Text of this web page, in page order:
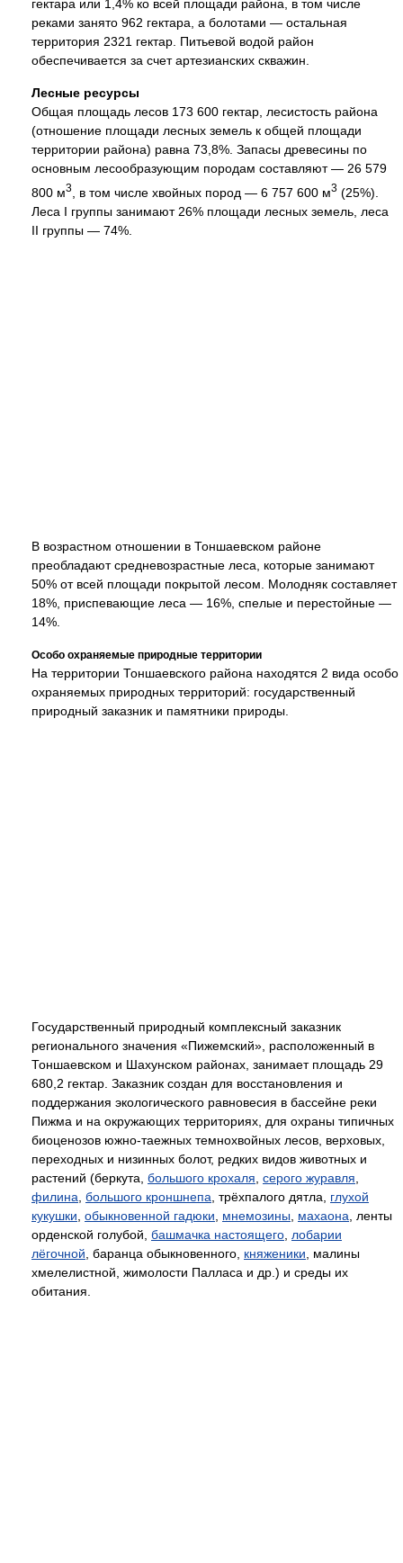
гектара или 1,4% ко всей площади района, в том числе
реками занято 962 гектара, а болотами — остальная
территория 2321 гектар. Питьевой водой район
обеспечивается за счет артезианских скважин.
Лесные ресурсы
Общая площадь лесов 173 600 гектар, лесистость района
(отношение площади лесных земель к общей площади
территории района) равна 73,8%. Запасы древесины по
основным лесообразующим породам составляют — 26 579
800 м3 , в том числе хвойных пород — 6 757 600 м3 (25%).
Леса I группы занимают 26% площади лесных земель, леса
II группы — 74%.
В возрастном отношении в Тоншаевском районе
преобладают средневозрастные леса, которые занимают
50% от всей площади покрытой лесом. Молодняк составляет
18%, приспевающие леса — 16%, спелые и перестойные —
14%.
Особо охраняемые природные территории
На территории Тоншаевского района находятся 2 вида особо
охраняемых природных территорий: государственный
природный заказник и памятники природы.
Государственный природный комплексный заказник
регионального значения «Пижемский», расположенный в
Тоншаевском и Шахунском районах, занимает площадь 29
680,2 гектар. Заказник создан для восстановления и
поддержания экологического равновесия в бассейне реки
Пижма и на окружающих территориях, для охраны типичных
биоценозов южно-таежных темнохвойных лесов, верховых,
переходных и низинных болот, редких видов животных и
растений (беркута, большого крохаля серого журавля
филина большого кроншнепа , трёхпалого дятла, глухой
кукушки обыкновенной гадюки мнемозины махаона , ленты
орденской голубой, башмачка настоящего лобарии
лёгочной , баранца обыкновенного, княженики , малины
хмелелистной, жимолости Палласа и др.) и среды их
обитания.